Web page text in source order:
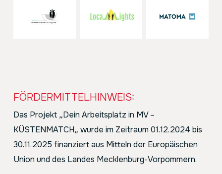
FÖRDERMITTELHINWEIS:
Das Projekt „Dein Arbeitsplatz in MV –
KÜSTENMATCH„ wurde im Zeitraum 01.12.2024 bis
30.11.2025 finanziert aus Mitteln der Europäischen
Union und des Landes Mecklenburg-Vorpommern.